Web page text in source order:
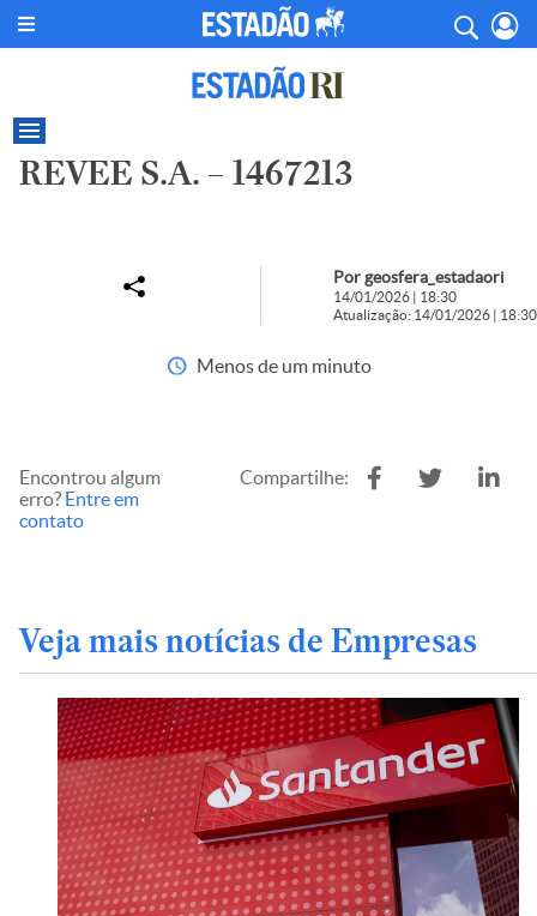
REVEE S.A. – 1467213
Por geosfera_estadaori
14/01/2026 | 18:30
Atualização: 14/01/2026 | 18:30
Menos de um minuto
Encontrou algum
erro? Entre em
contato
Compartilhe:
Veja mais notícias de Empresas